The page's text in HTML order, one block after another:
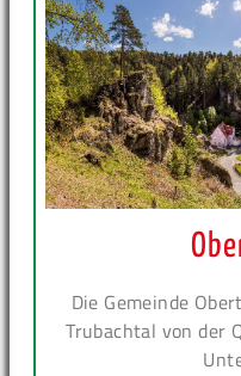
Die Gemeinde
Trubachtal von der